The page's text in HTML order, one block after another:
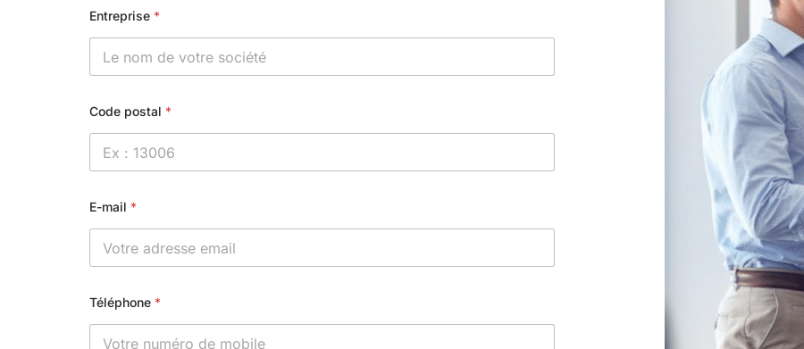
Entreprise *
Code postal *
E-mail *
Téléphone *